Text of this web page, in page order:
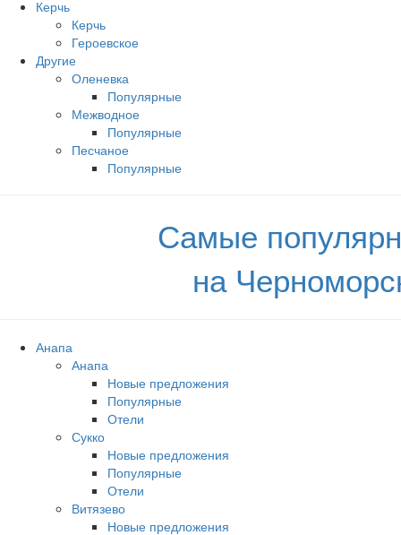
Керчь
Керчь
Героевское
Другие
Оленевка
Популярные
Межводное
Популярные
Песчаное
Популярные
Самые
на
Анапа
Анапа
Новые предложения
Популярные
Отели
Сукко
Новые предложения
Популярные
Отели
Витязево
Новые предложения